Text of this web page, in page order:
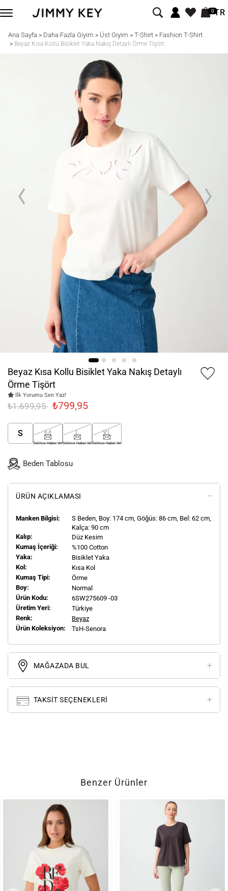
0TR
Ana Sayfa > Daha Fazla Giyim > Üst Giyim > T-Shirt> Fashion T-Shirt
> Beyaz Kısa Kollu Bisiklet Yaka Nakış Detaylı Örme Tişört
Beyaz Kısa Kollu Bisiklet Yaka Nakış Detaylı
Örme Tişört
İlk Yorumu Sen Yaz!
₺1.699,95 ₺799,95
S M
Gelince Haber Ver
L
Gelince Haber Ver
XL
Gelince Haber Ver
Beden Tablosu
ÜRÜN AÇIKLAMASI
Manken Bilgisi: S Beden, Boy: 174 cm, Göğüs: 86 cm, Bel: 62 cm,
Kalça: 90 cm
Kalıp:
Düz Kesim
Kumaş İçeriği:
%100 Cotton
Yaka:
Bisiklet Yaka
Kol:
Kısa Kol
Kumaş Tipi:
Örme
Boy:
Normal
Ürün Kodu:
6SW275609 -03
Üretim Yeri:
Türkiye
Renk:
Beyaz
Ürün Koleksiyon:
TsH-Senora
MAĞAZADA BUL
TAKSIT SEÇENEKLERI
Benzer Ürünler